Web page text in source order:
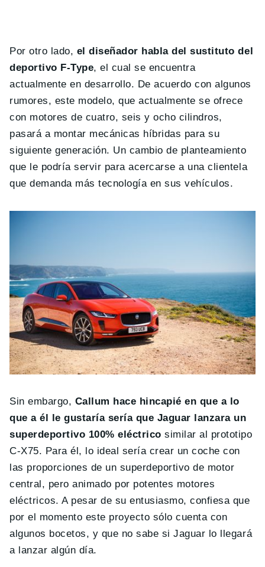
Por otro lado, el diseñador habla del sustituto del
deportivo F-Type, el cual se encuentra
actualmente en desarrollo. De acuerdo con algunos
rumores, este modelo, que actualmente se ofrece
con motores de cuatro, seis y ocho cilindros,
pasará a montar mecánicas híbridas para su
siguiente generación. Un cambio de planteamiento
que le podría servir para acercarse a una clientela
que demanda más tecnología en sus vehículos.
Sin embargo, Callum hace hincapié en que a lo
que a él le gustaría sería que Jaguar lanzara un
superdeportivo 100% eléctrico similar al prototipo
C-X75. Para él, lo ideal sería crear un coche con
las proporciones de un superdeportivo de motor
central, pero animado por potentes motores
eléctricos. A pesar de su entusiasmo, confiesa que
por el momento este proyecto sólo cuenta con
algunos bocetos, y que no sabe si Jaguar lo llegará
a lanzar algún día.